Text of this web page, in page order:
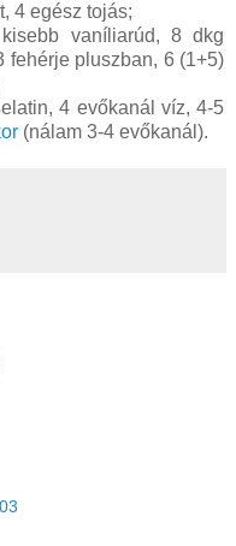
4 egész tojás;
vaníliarúd, 8 dkg
fehérje pluszban, 6 (1+5)
4 evőkanál víz, 4-5
(nálam 3-4 evőkanál).